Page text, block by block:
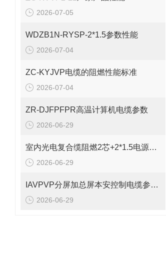
2026-07-05
WDZB1N-RYSP-2*1.5参数性能
2026-07-04
ZC-KYJVP电缆的阻燃性能标准
2026-07-04
ZR-DJFPFPR高温计算机电缆参数
2026-06-29
室内光电复合缆阻燃2芯+2*1.5电源线参数
2026-06-29
IAVPVP分屏加总屏本安控制电缆参数表
2026-06-29